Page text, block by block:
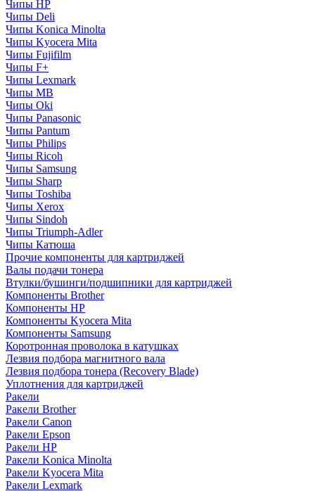
Чипы HP
Чипы Deli
Чипы Konica Minolta
Чипы Kyocera Mita
Чипы Fujifilm
Чипы F+
Чипы Lexmark
Чипы MB
Чипы Oki
Чипы Panasonic
Чипы Pantum
Чипы Philips
Чипы Ricoh
Чипы Samsung
Чипы Sharp
Чипы Toshiba
Чипы Xerox
Чипы Sindoh
Чипы Triumph-Adler
Чипы Катюша
Прочие компоненты для картриджей
Валы подачи тонера
Втулки/бушинги/подшипники для картриджей
Компоненты Brother
Компоненты HP
Компоненты Kyocera Mita
Компоненты Samsung
Коротронная проволока в катушках
Лезвия подбора магнитного вала
Лезвия подбора тонера (Recovery Blade)
Уплотнения для картриджей
Ракели
Ракели Brother
Ракели Canon
Ракели Epson
Ракели HP
Ракели Konica Minolta
Ракели Kyocera Mita
Ракели Lexmark